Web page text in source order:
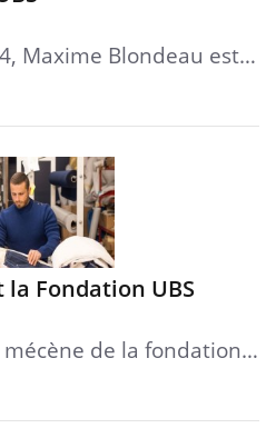
Maxime Blondeau est…
Fondation UBS
mécène de la fondation…